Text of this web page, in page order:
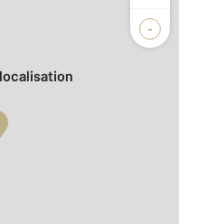
-
Biens vendus
localisation